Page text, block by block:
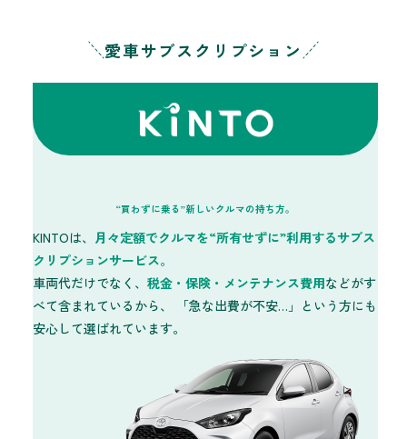
愛車サブスクリプション
KINTO
“買わずに乗る”新しいクルマの持ち方。
KINTOは、 月々定額でクルマを“所有せずに”利用するサブス
クリプションサービス。
車両代だけでなく、 税金・保険・メンテナンス費用などがす
べて含まれているから、 「急な出費が不安…」という方にも
安心して選ばれています。